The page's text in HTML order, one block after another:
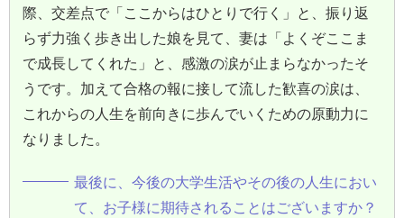
際、交差点で「ここからはひとりで行く」と、振り返
らず力強く歩き出した娘を見て、妻は「よくぞここま
で成長してくれた」と、感激の涙が止まらなかったそ
うです。加えて合格の報に接して流した歓喜の涙は、
これからの人生を前向きに歩んでいくための原動力に
なりました。
最後に、今後の大学生活やその後の人生におい
て、お子様に期待されることはございますか？